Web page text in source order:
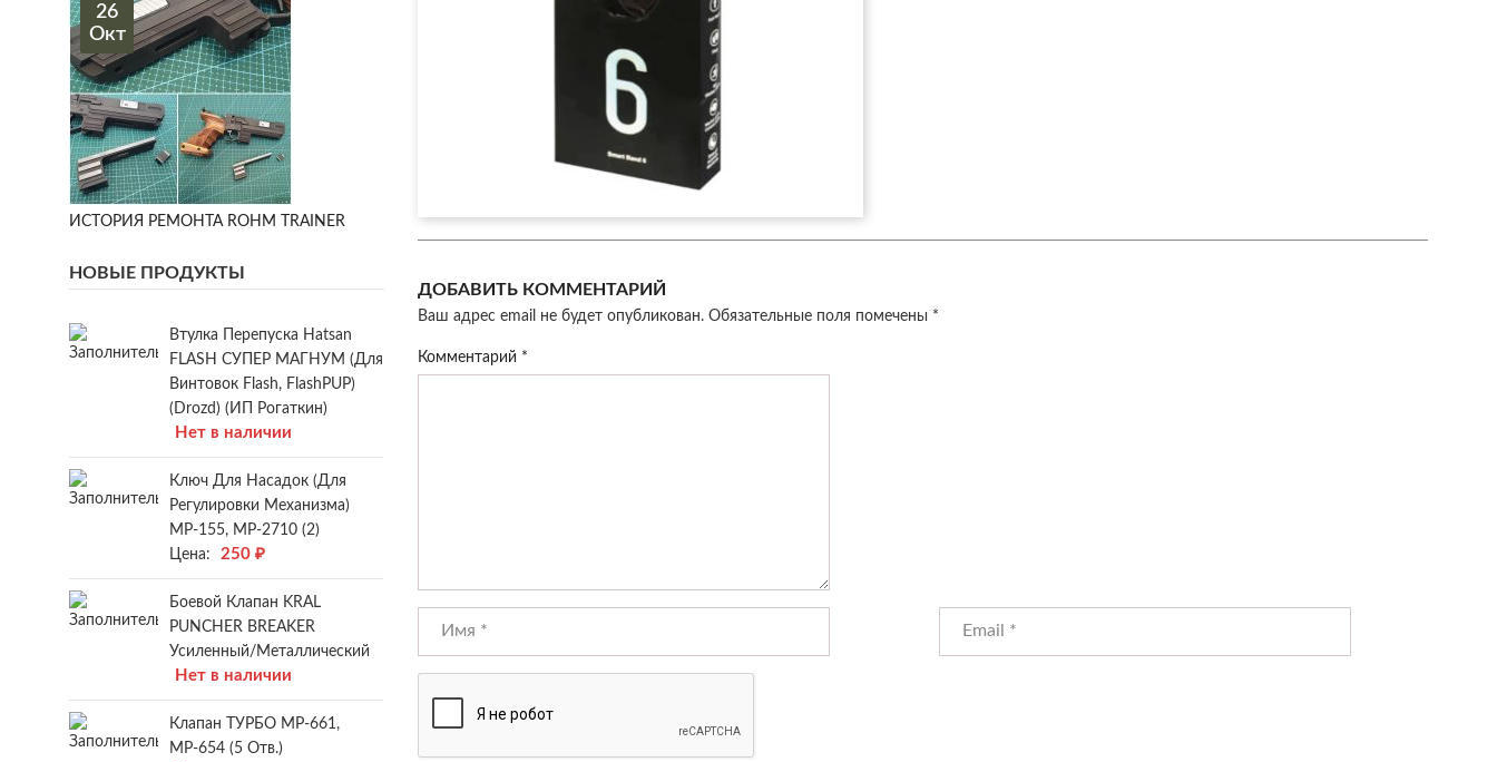
ДОБАВИТЬ КОММЕНТАРИЙ
Ваш адрес email не будет опубликован. Обязательные поля помечены *
Комментарий *
26
Окт
ИСТОРИЯ РЕМОНТА ROHM TRAINER
НОВЫЕ ПРОДУКТЫ
Втулка Перепуска Hatsan
FLASH СУПЕР МАГНУМ (для
Винтовок Flash, FlashPUP)
(Drozd) (ИП Рогаткин)
Нет в наличии
Ключ Для Насадок (для
Регулировки Механизма)
МР-155, МР-2710 (2)
Цена:
250 ₽
Боевой Клапан KRAL
PUNCHER BREAKER
Усиленный/металлический
Нет в наличии
Клапан ТУРБО МР-661,
МР-654 (5 Отв.)